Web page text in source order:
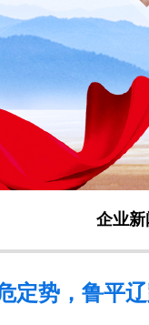
企业新
定势，鲁平